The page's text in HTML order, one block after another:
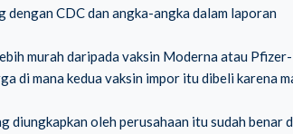
CDC dan angka-angka dalam laporan
murah daripada vaksin Moderna atau Pfizer-
di mana kedua vaksin impor itu dibeli karena
diungkapkan oleh perusahaan itu sudah benar